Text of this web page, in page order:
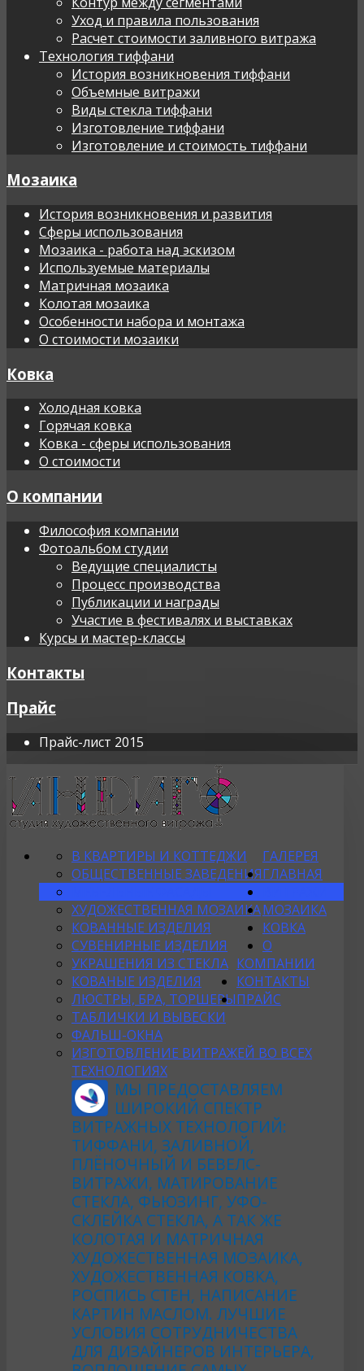
Уход и правила пользования
Расчет стоимости заливного витража
Технология тиффани
История возникновения тиффани
Объемные витражи
Виды стекла тиффани
Изготовление тиффани
Изготовление и стоимость тиффани
Мозаика
История возникновения и развития
Сферы использования
Мозаика - работа над эскизом
Используемые материалы
Матричная мозаика
Колотая мозаика
Особенности набора и монтажа
О стоимости мозаики
Ковка
Холодная ковка
Горячая ковка
Ковка - сферы использования
О стоимости
О компании
Философия компании
Фотоальбом студии
Ведущие специалисты
Процесс производства
Публикации и награды
Участие в фестивалях и выставках
Курсы и мастер-классы
Контакты
Прайс
Прайс-лист 2015
ГАЛЕРЕЯ
В КВАРТИРЫ И КОТТЕДЖИ
ОБЩЕСТВЕННЫЕ ЗАВЕДЕНИЯ
ХУДОЖЕСТВЕННАЯ МОЗАИКА
КОВАННЫЕ ИЗДЕЛИЯ
СУВЕНИРНЫЕ ИЗДЕЛИЯ
УКРАШЕНИЯ ИЗ СТЕКЛА
КОВАНЫЕ ИЗДЕЛИЯ
ЛЮСТРЫ, БРА, ТОРШЕРЫ
ТАБЛИЧКИ И ВЫВЕСКИ
ФАЛЬШ-ОКНА
ГЛАВНАЯ
ИЗГОТОВЛЕНИЕ ВИТРАЖЕЙ ВО ВСЕХ
ТЕХНОЛОГИЯХ
МЫ ПРЕДОСТАВЛЯЕМ
ШИРОКИЙ СПЕКТР
ВИТРАЖНЫХ ТЕХНОЛОГИЙ:
ТИФФАНИ, ЗАЛИВНОЙ,
ПЛЁНОЧНЫЙ И БЕВЕЛС-
ВИТРАЖИ, МАТИРОВАНИЕ
СТЕКЛА, ФЬЮЗИНГ, УФО-
СКЛЕЙКА СТЕКЛА, А ТАК ЖЕ
КОЛОТАЯ И МАТРИЧНАЯ
ХУДОЖЕСТВЕННАЯ МОЗАИКА,
ХУДОЖЕСТВЕННАЯ КОВКА,
РОСПИСЬ СТЕН, НАПИСАНИЕ
КАРТИН МАСЛОМ. ЛУЧШИЕ
УСЛОВИЯ СОТРУДНИЧЕСТВА
ДЛЯ ДИЗАЙНЕРОВ ИНТЕРЬЕРА,
МОЗАИКА
КОВКА
О
КОМПАНИИ
КОНТАКТЫ
ПРАЙС